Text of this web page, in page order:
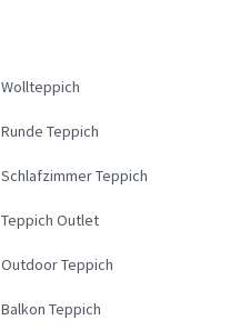
Wollteppich
Runde Teppich
Schlafzimmer Teppich
Teppich Outlet
Outdoor Teppich
Balkon Teppich